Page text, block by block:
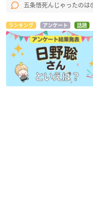
五条悟死んじゃったの
ランキング アンケート 話題